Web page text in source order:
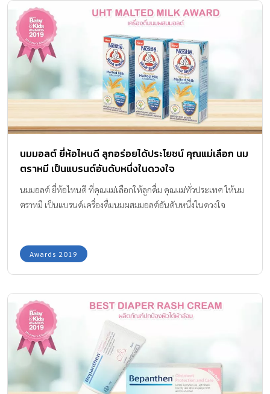
นมมอลต์ ยี่ห้อไหนดี ลูกอร่อยได้ประโยชน์ คุณแม่เลือก นม
ตราหมี เป็นแบรนด์อันดับหนึ่งในดวงใจ
นมมอลต์ ยี่ห้อไหนดี ที่คุณแม่เลือกให้ลูกดื่ม คุณแม่ทั่วประเทศ ให้นม
ตราหมี เป็นแบรนด์เครื่องดื่มนมผสมมอลต์อันดับหนึ่งในดวงใจ
Awards 2019